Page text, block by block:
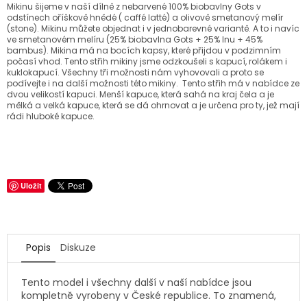
Mikinu šijeme v naší dílně z nebarvené 100% biobavlny Gots v
odstínech oříškově hnědé ( caffé latté) a olivově smetanový melír
(stone). Mikinu můžete objednat i v jednobarevné variantě. A to i navíc
ve smetanovém melíru (25% biobavlna Gots + 25% lnu + 45%
bambus). Mikina má na bocích kapsy, které přijdou v podzimním
počasí vhod. Tento střih mikiny jsme odzkoušeli s kapucí, rolákem i
kuklokapucí. Všechny tři možnosti nám vyhovovali a proto se
podívejte i na další možnosti této mikiny. Tento střih má v nabídce ze
dvou velikostí kapuci. Menší kapuce, která sahá na kraj čela a je
mělká a velká kapuce, která se dá ohrnovat a je určena pro ty, jež mají
rádi hluboké kapuce.
Uložit
Popis Diskuze
Tento model i všechny další v naší nabídce jsou
kompletně vyrobeny v České republice. To znamená,